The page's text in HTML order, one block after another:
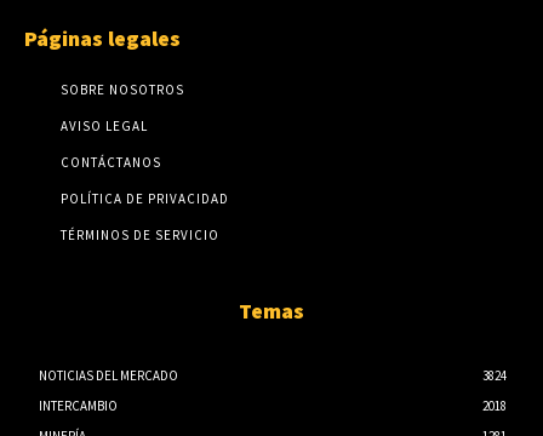
Páginas legales
SOBRE NOSOTROS
AVISO LEGAL
CONTÁCTANOS
POLÍTICA DE PRIVACIDAD
TÉRMINOS DE SERVICIO
Temas
NOTICIAS DEL MERCADO
3824
INTERCAMBIO
2018